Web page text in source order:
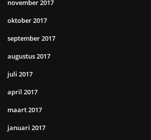
november 2017
oktober 2017
september 2017
augustus 2017
juli 2017
april 2017
maart 2017
januari 2017